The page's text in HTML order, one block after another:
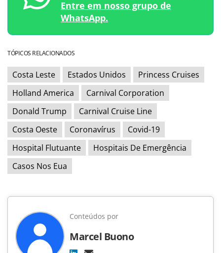
Entre em nosso grupo de
WhatsApp.
TÓPICOS RELACIONADOS
Costa Leste Estados Unidos
Princess Cruises
Holland America
Carnival Corporation
Donald Trump
Carnival Cruise Line
Costa Oeste
Coronavírus
Covid-19
Hospital Flutuante
Hospitais De Emergência
Casos Nos Eua
Conteúdos por
Marcel Buono